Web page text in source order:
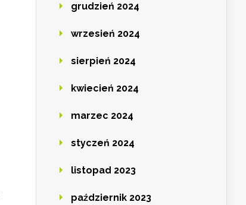
grudzień 2024
wrzesień 2024
sierpień 2024
kwiecień 2024
marzec 2024
styczeń 2024
listopad 2023
październik 2023